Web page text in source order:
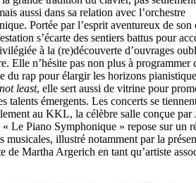
aussi dans sa relation avec l’orchestre
Portée par l’esprit aventureux de son
s’écarte des sentiers battus pour
à la (re)découverte d’ouvrages
Elle n’hésite pas non plus à programmer
du rap pour élargir les horizons
least, elle sert aussi de vitrine pour
talents émergents. Les concerts se
au KKL, la célèbre salle conçue par
Le Piano Symphonique » repose sur un
musicales, illustré notamment par la
de Martha Argerich en tant qu’artiste